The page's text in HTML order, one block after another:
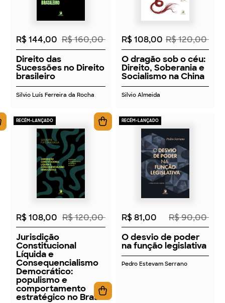
R$ 144,00 R$ 160,00
Direito das
Sucessões no Direito
brasileiro
Silvio Luís Ferreira da Rocha
R$ 108,00 R$ 120,00
O dragão sob o céu:
Direito, Soberania e
Socialismo na China
Silvio Almeida
RECÉM-LANÇADO
2026
R$ 108,00 R$ 120,00
Jurisdição
Constitucional
Líquida e
Consequencialismo
Democrático:
populismo e
comportamento
estratégico no Brasil
RECÉM-LANÇADO
2026
R$ 81,00
R$ 90,00
O desvio de poder
na função legislativa
Pedro Estevam Serrano